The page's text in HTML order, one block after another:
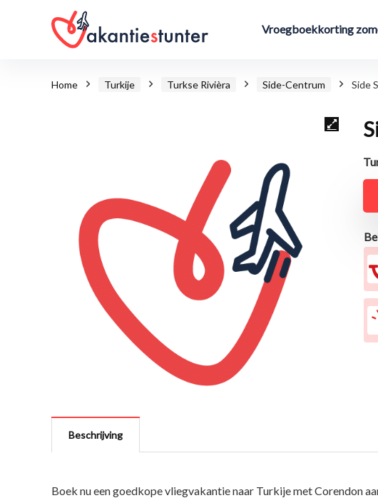
Vroegboekkorting
Home Turkije Turkse Rivièra Side-Centrum Side
Beschrijving
Boek nu een goedkope vliegvakantie naar Turkije met Corendon